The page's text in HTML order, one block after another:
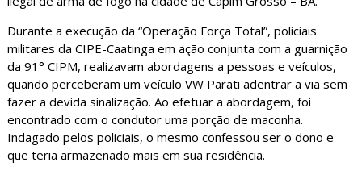
Durante a execução da “Operação Força Total”, policiais
militares da CIPE-Caatinga em ação conjunta com a guarnição
da 91° CIPM, realizavam abordagens a pessoas e veículos,
quando perceberam um veículo VW Parati adentrar a via sem
fazer a devida sinalização. Ao efetuar a abordagem, foi
encontrado com o condutor uma porção de maconha.
Indagado pelos policiais, o mesmo confessou ser o dono e
que teria armazenado mais em sua residência.